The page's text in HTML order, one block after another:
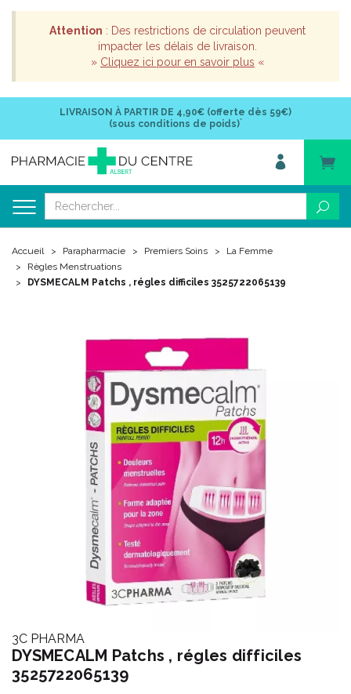
Attention : Des restrictions de circulation peuvent
impacter les délais de livraison.
» Cliquez ici pour en savoir plus «
LIVRAISON À PARTIR DE 4,90€ (offerte dès 59€)
(sous conditions de poids)*
Accueil Parapharmacie Premiers Soins
La Femme
Règles Menstruations
DYSMECALM Patchs , régles difficiles 3525722065139
3C PHARMA
DYSMECALM Patchs , régles difficiles
3525722065139